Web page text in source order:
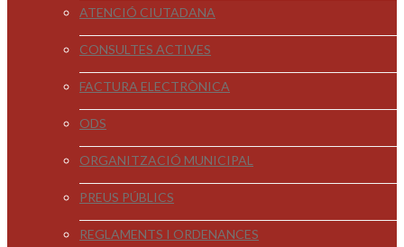
ATENCIÓ CIUTADANA
CONSULTES ACTIVES
FACTURA ELECTRÒNICA
ODS
ORGANITZACIÓ MUNICIPAL
PREUS PÚBLICS
REGLAMENTS I ORDENANCES